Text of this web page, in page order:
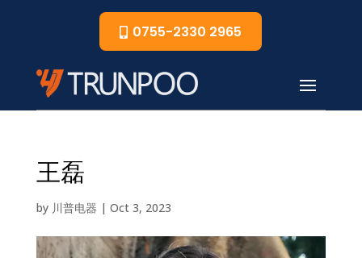
0755-2330 2965
王磊
by 川普电器 | Oct 3, 2023